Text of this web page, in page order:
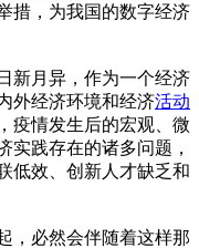
措，为我国的数字经济
月异，作为一个经济
外经济环境和经济活动
疫情发生后的宏观、微
实践存在的诸多问题，
低效、创新人才缺乏和
必然会伴随着这样那